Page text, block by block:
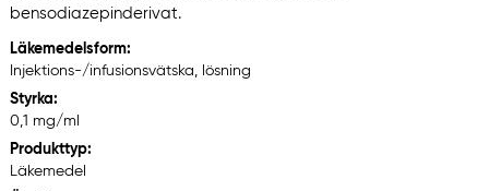
bensodiazepinderivat.
Läkemedelsform:
Injektions-/infusionsvätska, lösning
Styrka:
0,1 mg/ml
Produkttyp:
Läkemedel